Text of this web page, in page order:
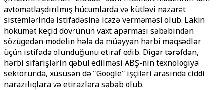
avtomatlaşdırılmış hücumlarda və kütləvi nəzarət
sistemlərində istifadəsinə icazə verməməsi olub. Lakin
hökumət keçid dövrünün vaxt aparması səbəbindən
sözügedən modelin hələ də müəyyən hərbi məqsədlər
üçün istifadə olunduğunu etiraf edib. Digər tərəfdən,
hərbi sifarişlərin qəbul edilməsi ABŞ-nin texnologiya
sektorunda, xüsusən də "Google" işçiləri arasında ciddi
narazılıqlara və etirazlara səbəb olub.